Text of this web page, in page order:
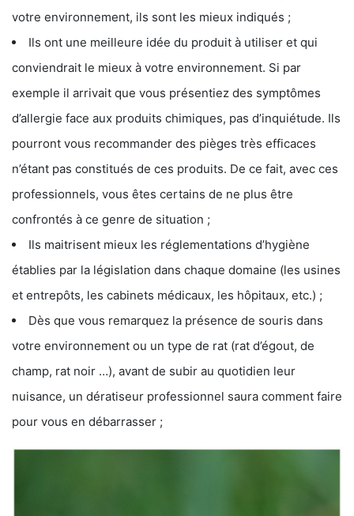
votre environnement, ils sont les mieux indiqués ;
Ils ont une meilleure idée du produit à utiliser et qui
conviendrait le mieux à votre environnement. Si par
exemple il arrivait que vous présentiez des symptômes
d’allergie face aux produits chimiques, pas d’inquiétude. Ils
pourront vous recommander des pièges très efficaces
n’étant pas constitués de ces produits. De ce fait, avec ces
professionnels, vous êtes certains de ne plus être
confrontés à ce genre de situation ;
Ils maitrisent mieux les réglementations d’hygiène
établies par la législation dans chaque domaine (les usines
et entrepôts, les cabinets médicaux, les hôpitaux, etc.) ;
Dès que vous remarquez la présence de souris dans
votre environnement ou un type de rat (rat d’égout, de
champ, rat noir …), avant de subir au quotidien leur
nuisance, un dératiseur professionnel saura comment faire
pour vous en débarrasser ;